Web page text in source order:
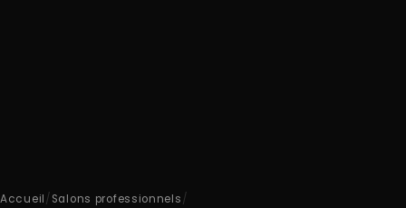
Accueil/ Salons professionnels/